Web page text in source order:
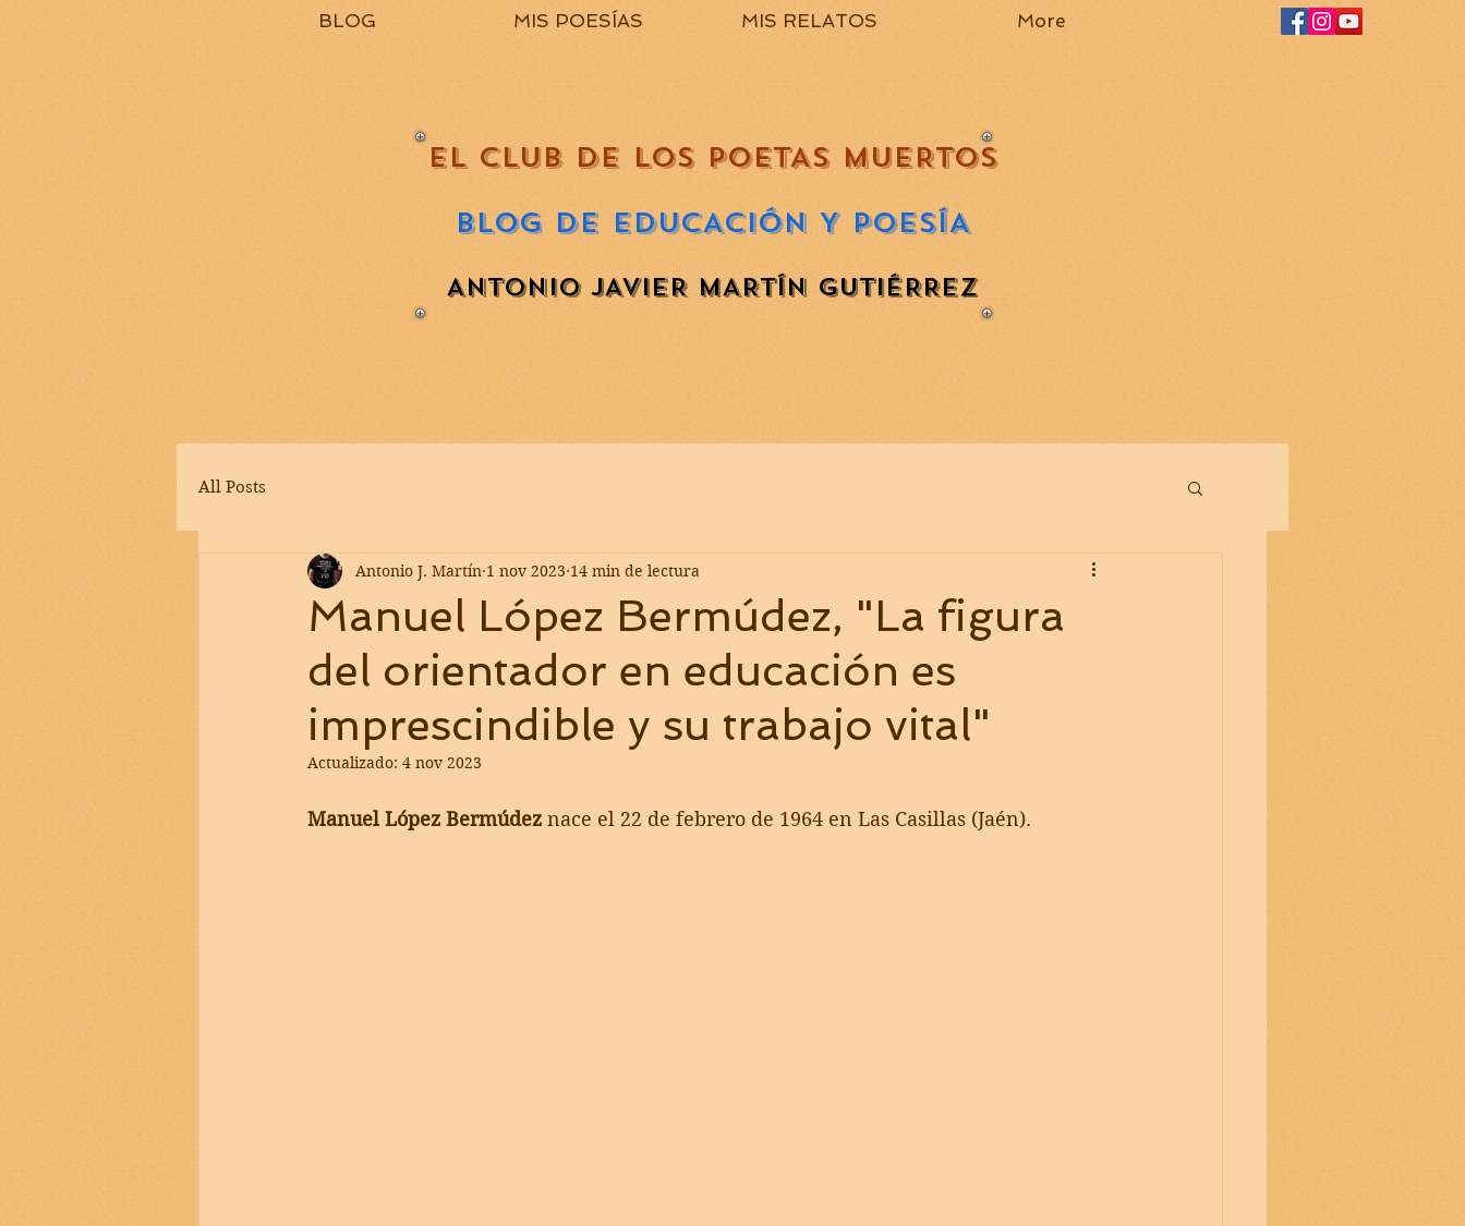
EL CLUB DE LOS POETAS MUERTOS
BLOG DE EDUCACIÓN Y POESÍA
ANTONIO JAVIER MARTÍN GUTIÉRREZ
BLOG MIS POESÍAS MIS RELATOS More
All Posts
Manuel López Bermúdez, "La figura
del orientador en educación es
imprescindible y su trabajo vital"
Antonio J. Martín 1 nov 2023 14 min de lectura
Actualizado: 4 nov 2023
Manuel López Bermúdez nace el 22 de febrero de 1964 en Las Casillas (Jaén).